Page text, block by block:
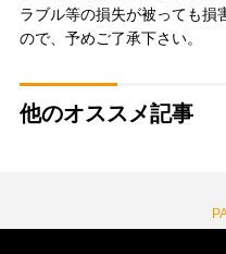
ラブル等の損失が被っても損
ので、予めご了承下さい。
他のオススメ記事